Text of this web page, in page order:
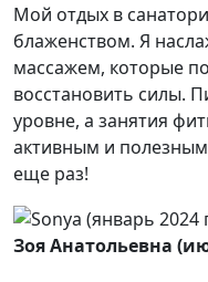
Мой отдых в
блаженством. Я
массажем, которые
восстановить силы.
уровне, а занятия
активным и
еще раз!
Зоя Анатольевна